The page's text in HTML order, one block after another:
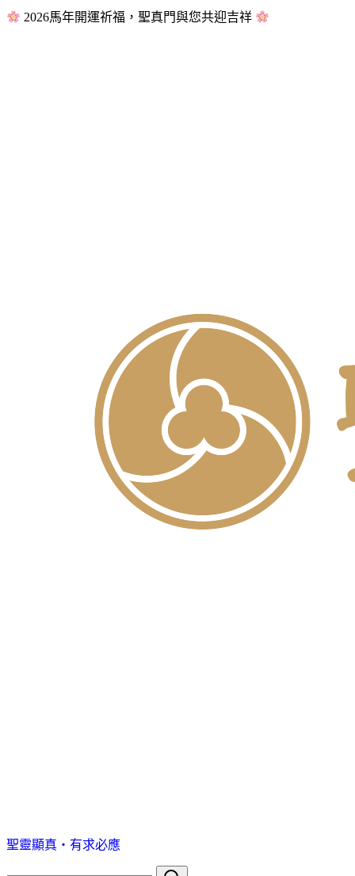
2026馬年開運祈福，聖真門與您共迎吉祥
聖靈顯真・有求必應